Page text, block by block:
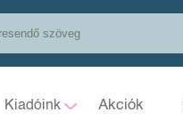
Kiadóink Akciók